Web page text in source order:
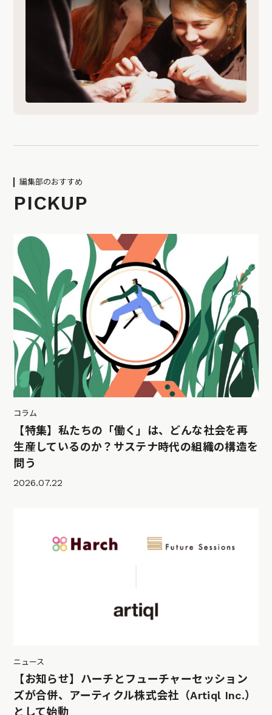
編集部のおすすめ
PICKUP
コラム
【特集】私たちの「働く」は、どんな社会を再
生産しているのか？サステナ時代の組織の構造を
問う
2026.07.22
ニュース
【お知らせ】ハーチとフューチャーセッション
ズが合併、アーティクル株式会社（Artiql Inc.）
として始動